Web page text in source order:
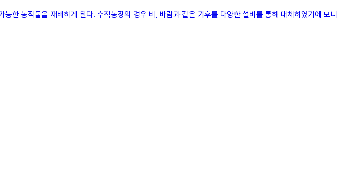
한 농작물을 재배하게 된다. 수직농장의 경우 비, 바람과 같은 기후를 다양한 설비를 통해 대체하였기에 모니